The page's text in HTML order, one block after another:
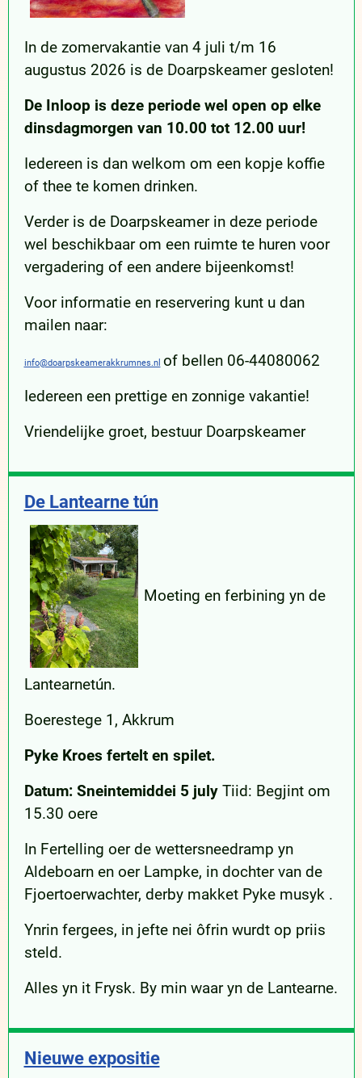
In de zomervakantie van 4 juli t/m 16
augustus 2026 is de Doarpskeamer gesloten!
De Inloop is deze periode wel open op elke
dinsdagmorgen van 10.00 tot 12.00 uur!
Iedereen is dan welkom om een kopje koffie
of thee te komen drinken.
Verder is de Doarpskeamer in deze periode
wel beschikbaar om een ruimte te huren voor
vergadering of een andere bijeenkomst!
Voor informatie en reservering kunt u dan
mailen naar:
info@doarpskeamerakkrumnes.nl of bellen 06-44080062
Iedereen een prettige en zonnige vakantie!
Vriendelijke groet, bestuur Doarpskeamer
De Lantearne tún
Moeting en ferbining yn de
Lantearnetún.
Boerestege 1, Akkrum
Pyke Kroes fertelt en spilet.
Datum: Sneintemiddei 5 julyTiid: Begjint om
15.30 oere
In Fertelling oer de wettersneedramp yn
Aldeboarn en oer Lampke, in dochter van de
Fjoertoerwachter, derby makket Pyke musyk .
Ynrin fergees, in jefte nei ôfrin wurdt op priis
steld.
Alles yn it Frysk. By min waar yn de Lantearne.
Nieuwe expositie